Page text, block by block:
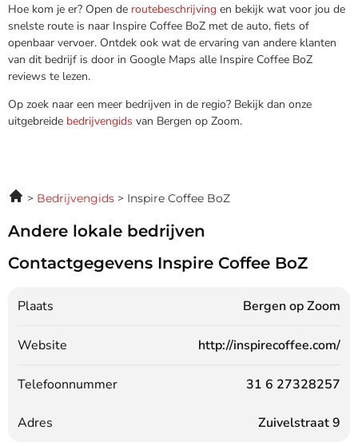
Hoe kom je er? Open de routebeschrijving en bekijk wat voor jou de
snelste route is naar Inspire Coffee BoZ met de auto, fiets of
openbaar vervoer. Ontdek ook wat de ervaring van andere klanten
van dit bedrijf is door in Google Maps alle Inspire Coffee BoZ
reviews te lezen.
Op zoek naar een meer bedrijven in de regio? Bekijk dan onze
uitgebreide bedrijvengids van Bergen op Zoom.
Bedrijvengids Inspire Coffee BoZ
Andere lokale bedrijven
Contactgegevens Inspire Coffee BoZ
Plaats Bergen op Zoom
Website http://inspirecoffee.com/
Telefoonnummer 31 6 27328257
Adres Zuivelstraat 9